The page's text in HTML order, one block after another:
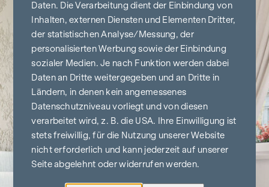
Daten. Die Verarbeitung dient der Einbindung von
Inhalten, externen Diensten und Elementen Dritter,
der statistischen Analyse/Messung, der
personalisierten Werbung sowie der Einbindung
sozialer Medien. Je nach Funktion werden dabei
Daten an Dritte weitergegeben und an Dritte in
Ländern, in denen kein angemessenes
Datenschutzniveau vorliegt und von diesen
verarbeitet wird, z. B. die USA. Ihre Einwilligung ist
stets freiwillig, für die Nutzung unserer Website
nicht erforderlich und kann jederzeit auf unserer
Seite abgelehnt oder widerrufen werden.